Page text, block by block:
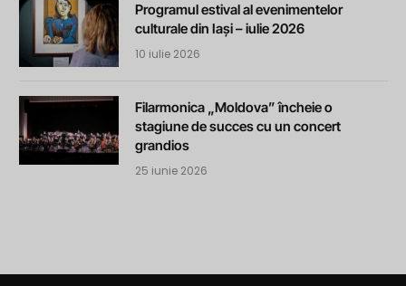
Programul estival al evenimentelor
culturale din Iași – iulie 2026
10 iulie 2026
Filarmonica „Moldova” încheie o
stagiune de succes cu un concert
grandios
25 iunie 2026